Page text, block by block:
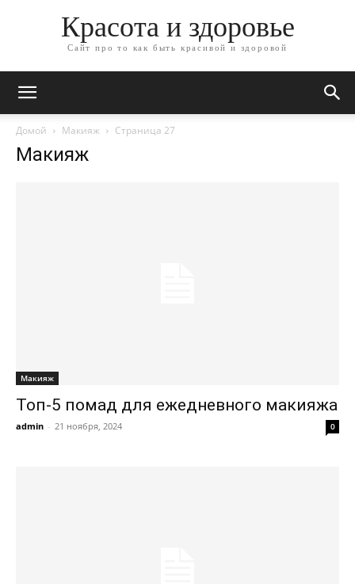
Красота и здоровье
Сайт про то как быть красивой и здоровой
Домой Макияж Страница 27
Макияж
Макияж
Топ-5 помад для ежедневного макияжа
admin - 21 ноября, 2024 0